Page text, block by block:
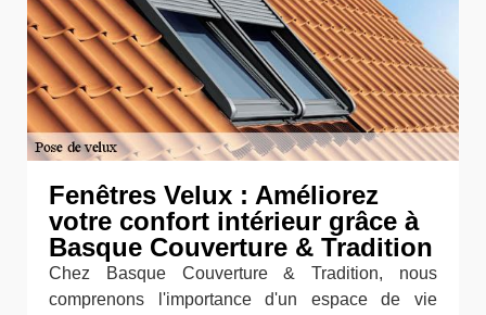
Fenêtres Velux : Améliorez
votre confort intérieur grâce à
Basque Couverture & Tradition
Chez Basque Couverture & Tradition, nous
comprenons l'importance d'un espace de vie